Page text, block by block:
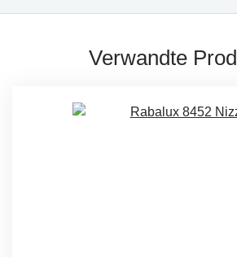
Verwandte